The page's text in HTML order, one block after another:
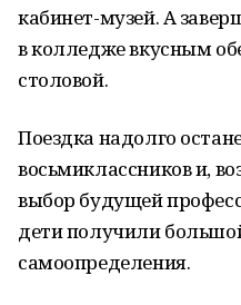
кабинет-музей. А
в колледже вкусным
столовой.
Поездка надолго
восьмиклассников и,
выбор будущей
дети получили
самоопределения.